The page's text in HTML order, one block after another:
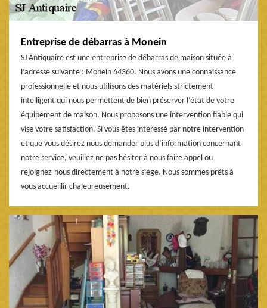
Entreprise de débarras à Monein
SJ Antiquaire est une entreprise de débarras de maison située à
l’adresse suivante : Monein 64360. Nous avons une connaissance
professionnelle et nous utilisons des matériels strictement
intelligent qui nous permettent de bien préserver l’état de votre
équipement de maison. Nous proposons une intervention fiable qui
vise votre satisfaction. Si vous êtes intéressé par notre intervention
et que vous désirez nous demander plus d’information concernant
notre service, veuillez ne pas hésiter à nous faire appel ou
rejoignez-nous directement à notre siège. Nous sommes prêts à
vous accueillir chaleureusement.